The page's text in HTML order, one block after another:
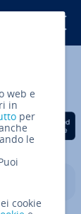
Twitter
via
con
web e
in
per
le
cookie